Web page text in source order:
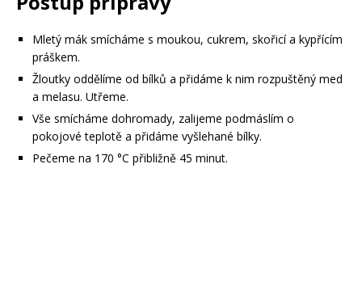
Mletý mák smícháme s moukou, cukrem, skořicí a kypřícím
práškem.
Žloutky oddělíme od bílků a přidáme k nim rozpuštěný med
a melasu. Utřeme.
Vše smícháme dohromady, zalijeme podmáslím o
pokojové teplotě a přidáme vyšlehané bílky.
Pečeme na 170 °C přibližně 45 minut.